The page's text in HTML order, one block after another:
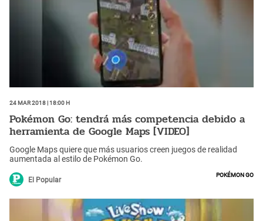
24 Mar 2018 | 18:00 h
Pokémon Go: tendrá más competencia debido a
herramienta de Google Maps [VIDEO]
Google Maps quiere que más usuarios creen juegos de realidad
aumentada al estilo de Pokémon Go.
El Popular
Pokémon Go